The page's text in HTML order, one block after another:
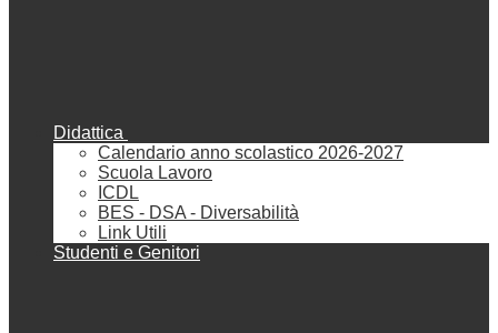
Didattica
Calendario anno scolastico 2026-2027
Scuola Lavoro
ICDL
BES - DSA - Diversabilità
Link Utili
Studenti e Genitori